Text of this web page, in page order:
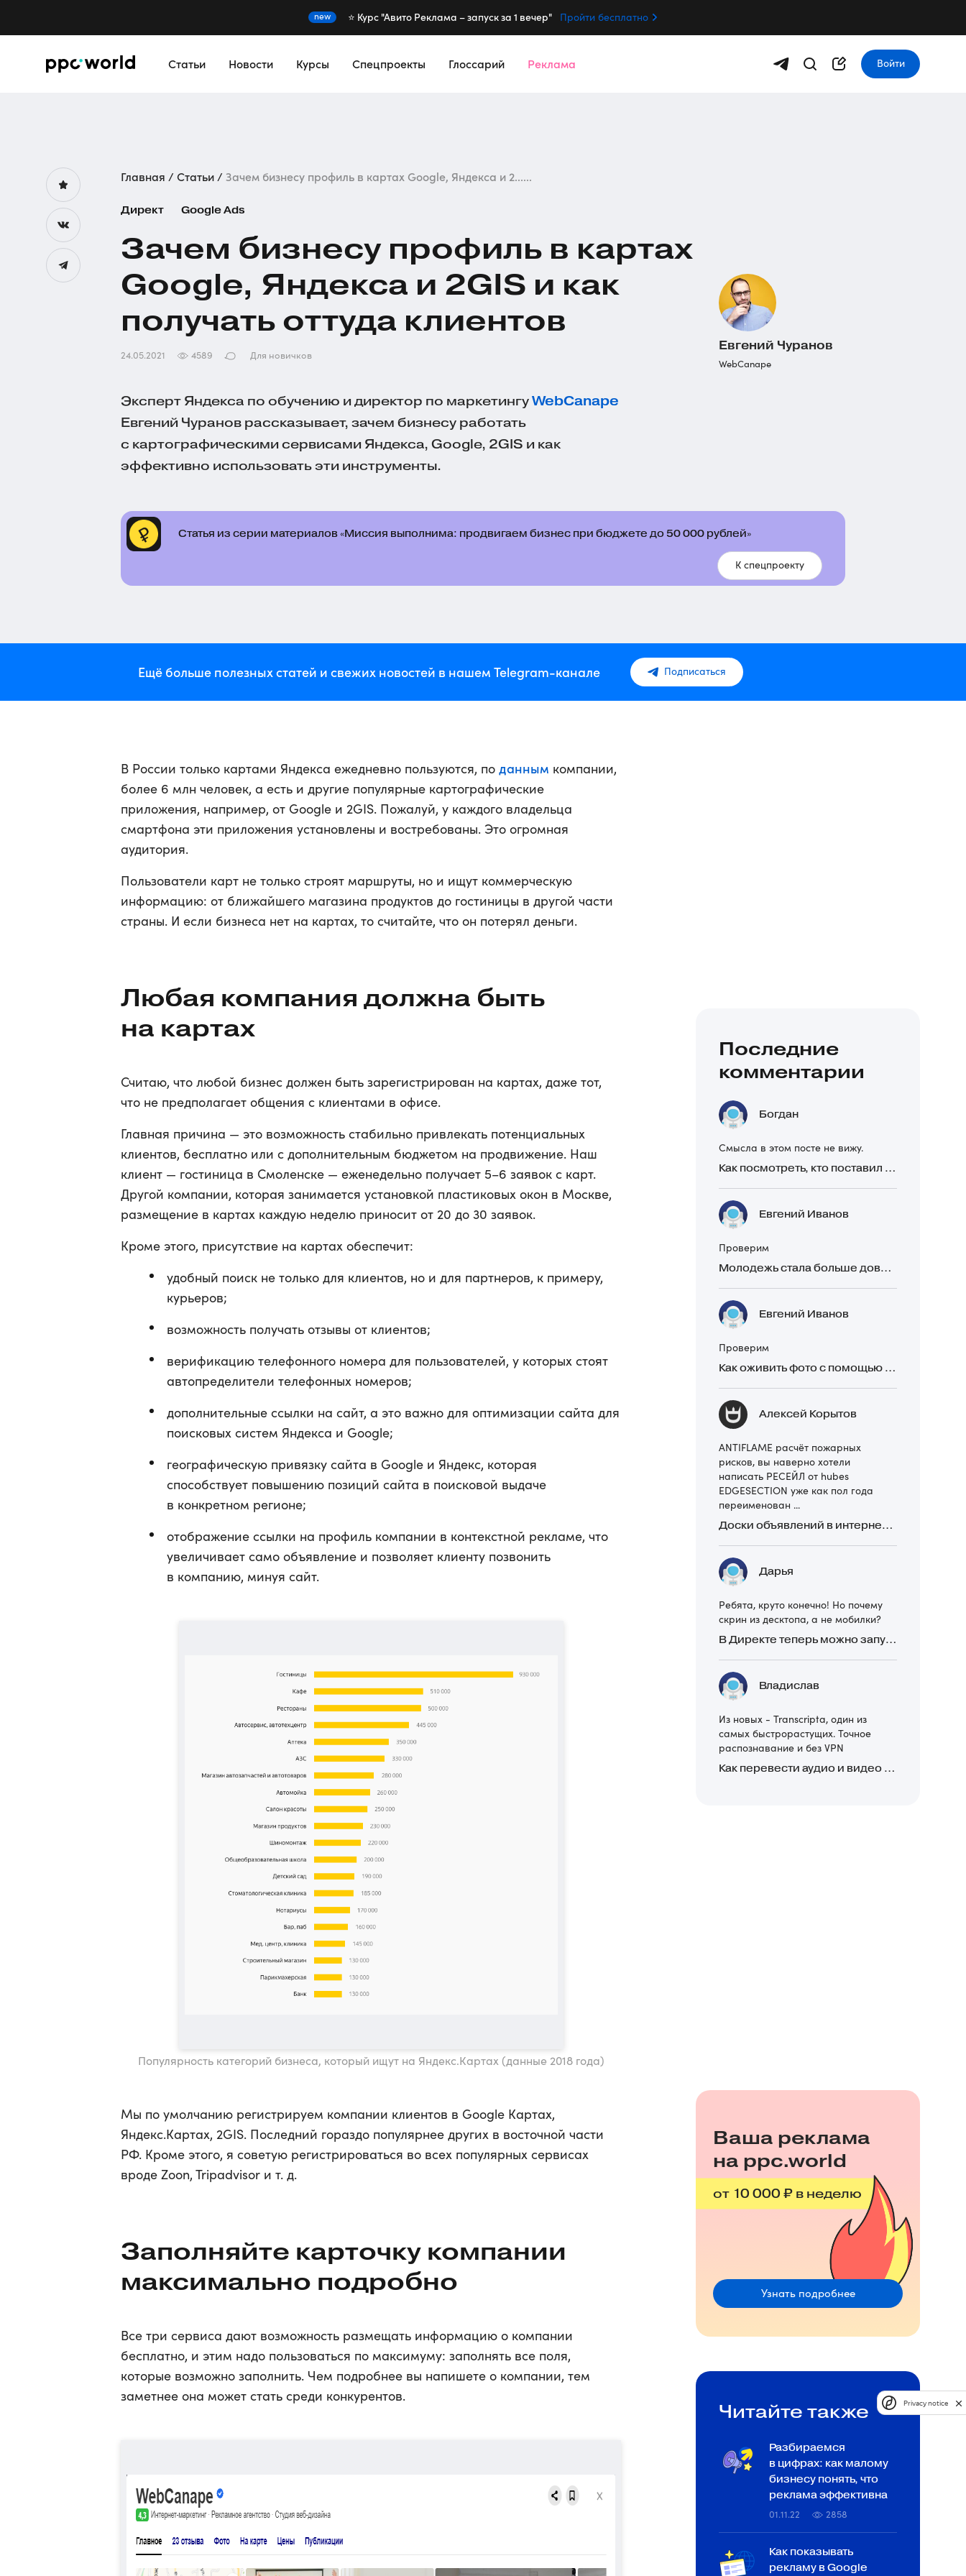
new ⭐️ Курс "Авито Реклама – запуск за 1 вечер" Пройти бесплатно
Статьи Новости Курсы Спецпроекты Глоссарий Реклама Войти
Главная Статьи Зачем бизнесу профиль в картах Google, Яндекса и 2......
Директ Google Ads
Зачем бизнесу профиль в картах
Google, Яндекса и 2GIS и как
получать оттуда клиентов
24.05.2021 4589 Для новичков
Эксперт Яндекса по обучению и директор по маркетингуWebCanape
Евгений Чуранов рассказывает, зачем бизнесу работать
с картографическими сервисами Яндекса, Google, 2GIS и как
эффективно использовать эти инструменты.
Евгений Чуранов
WebCanape
Статья из серии материалов «Миссия выполнима: продвигаем бизнес при бюджете до 50 000 рублей»
К спецпроекту
Ещё больше полезных статей и свежих новостей в нашем Telegram-канале Подписаться
В России только картами Яндекса ежедневно пользуются, по данным компании,
более 6 млн человек, а есть и другие популярные картографические
приложения, например, от Google и 2GIS. Пожалуй, у каждого владельца
смартфона эти приложения установлены и востребованы. Это огромная
аудитория.
Пользователи карт не только строят маршруты, но и ищут коммерческую
информацию: от ближайшего магазина продуктов до гостиницы в другой части
страны. И если бизнеса нет на картах, то считайте, что он потерял деньги.
Любая компания должна быть
на картах
Считаю, что любой бизнес должен быть зарегистрирован на картах, даже тот,
что не предполагает общения с клиентами в офисе.
Главная причина — это возможность стабильно привлекать потенциальных
клиентов, бесплатно или с дополнительным бюджетом на продвижение. Наш
клиент — гостиница в Смоленске — еженедельно получает 5–6 заявок с карт.
Другой компании, которая занимается установкой пластиковых окон в Москве,
размещение в картах каждую неделю приносит от 20 до 30 заявок.
Кроме этого, присутствие на картах обеспечит:
удобный поиск не только для клиентов, но и для партнеров, к примеру,
курьеров;
возможность получать отзывы от клиентов;
верификацию телефонного номера для пользователей, у которых стоят
автопределители телефонных номеров;
дополнительные ссылки на сайт, а это важно для оптимизации сайта для
поисковых систем Яндекса и Google;
географическую привязку сайта в Google и Яндекс, которая
способствует повышению позиций сайта в поисковой выдаче
в конкретном регионе;
отображение ссылки на профиль компании в контекстной рекламе, что
увеличивает само объявление и позволяет клиенту позвонить
в компанию, минуя сайт.
Популярность категорий бизнеса, который ищут на Яндекс.Картах (данные 2018 года)
Мы по умолчанию регистрируем компании клиентов в Google Картах,
Яндекс.Картах, 2GIS. Последний гораздо популярнее других в восточной части
РФ. Кроме этого, я советую регистрироваться во всех популярных сервисах
вроде Zoon, Tripadvisor и т. д.
Заполняйте карточку компании
максимально подробно
Все три сервиса дают возможность размещать информацию о компании
бесплатно, и этим надо пользоваться по максимуму: заполнять все поля,
которые возможно заполнить. Чем подробнее вы напишете о компании, тем
заметнее она может стать среди конкурентов.
Последние
комментарии
Богдан
Смысла в этом посте не вижу.
Как посмотреть, кто поставил реакцию в Telegram
Евгений Иванов
Проверим
Молодежь стала больше доверять рекомендациям в закрытых Telegram-чатах, чем официальной рекламе
Евгений Иванов
Проверим
Как оживить фото с помощью нейросетей в 2026 году: 17 бесплатных онлайн-сервисов, приложений и ботов
Алексей Корытов
ANTIFLAME расчёт пожарных
рисков, вы наверно хотели
написать РЕСЕЙЛ от hubes
EDGESECTION уже как пол года
переименован ...
Доски объявлений в интернете: какие лучше и безопаснее? Сравниваем 5 популярных
Дарья
Ребята, круто конечно! Но почему
скрин из десктопа, а не мобилки?
В Директе теперь можно запускать Премиум-билборд для мобильных устройств
Владислав
Из новых - Transcripta, один из
самых быстрорастущих. Точное
распознавание и без VPN
Как перевести аудио и видео в текст: обзор 24 нейросетей, программ и сервисов для транскрибации
Ваша реклама
на ppc.world
от 10 000 ₽ в неделю
Узнать подробнее
Читайте также
Разбираемся
в цифрах: как малому
бизнесу понять, что
реклама эффективна
01.11.22 2858
Как показывать
рекламу в Google
Privacy notice